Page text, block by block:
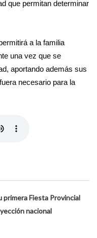
que permitan determinar
a la familia
una vez que se
aportando además sus
necesario para la
primera Fiesta Provincial
nacional